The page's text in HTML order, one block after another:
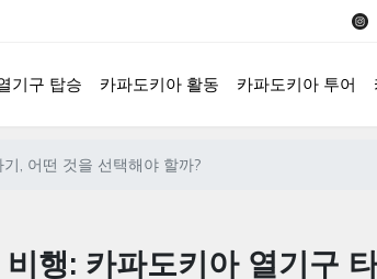
기구 탑승 카파도키아 활동 카파도키아 투어
, 어떤 것을 선택해야 할까?
행: 카파도키아 열기구